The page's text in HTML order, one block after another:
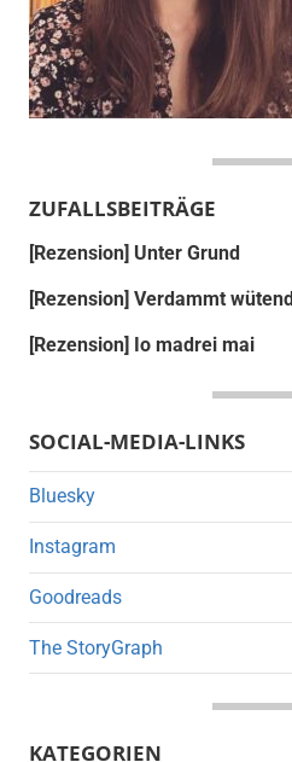
ZUFALLSBEITRÄGE
[Rezension] Unter Grund
[Rezension] Verdammt wütend
[Rezension] Io madrei mai
SOCIAL-MEDIA-LINKS
Bluesky
Instagram
Goodreads
The StoryGraph
KATEGORIEN